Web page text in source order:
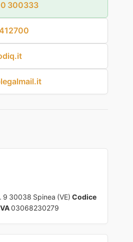
300333
9 30038 Spinea (VE) Codice
03068230279